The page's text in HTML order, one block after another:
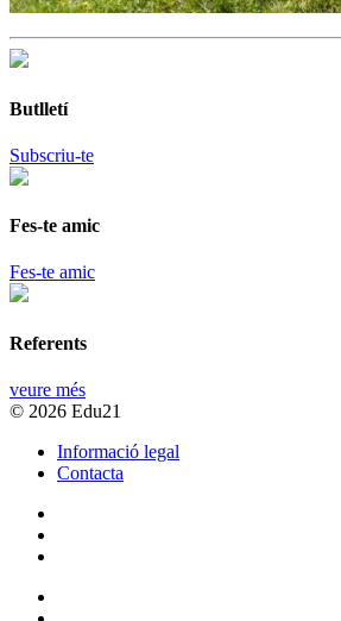
Butlletí
Subscriu-te
Fes-te amic
Fes-te amic
Referents
veure més
© 2026 Edu21
Informació legal
Contacta